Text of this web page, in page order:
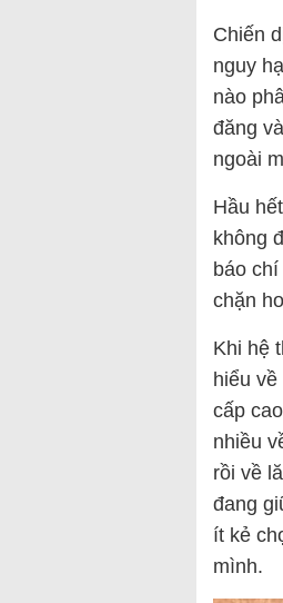
Chiến
nguy
nào
đăng
ngoài
Hầu
không
báo
chặn
Khi hệ
hiểu
cấp
nhiều
rồi về
đang
ít kẻ
mình.